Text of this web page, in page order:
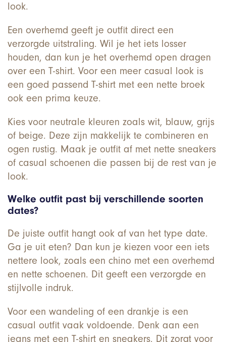
look.
Een overhemd geeft je outfit direct een
verzorgde uitstraling. Wil je het iets losser
houden, dan kun je het overhemd open dragen
over een T-shirt. Voor een meer casual look is
een goed passend T-shirt met een nette broek
ook een prima keuze.
Kies voor neutrale kleuren zoals wit, blauw, grijs
of beige. Deze zijn makkelijk te combineren en
ogen rustig. Maak je outfit af met nette sneakers
of casual schoenen die passen bij de rest van je
look.
Welke outfit past bij verschillende soorten
dates?
De juiste outfit hangt ook af van het type date.
Ga je uit eten? Dan kun je kiezen voor een iets
nettere look, zoals een chino met een overhemd
en nette schoenen. Dit geeft een verzorgde en
stijlvolle indruk.
Voor een wandeling of een drankje is een
casual outfit vaak voldoende. Denk aan een
jeans met een T-shirt en sneakers. Dit zorgt voor